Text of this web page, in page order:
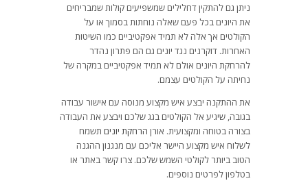
ניתן גם להתקין דחלילים שמשפיעים קולות שמבריחים
את היונים בכל פעם שאלה נוחתות בסמוך או על
הקולטים אך אלה לא תמיד אפקטיביים כמו השיטות
האחרות. דוקרנים נגד יונים גם הם פתרון נהדר
להרחקת היונים אולם לא תמיד אפקטיביים במקרה של
נחיתה על הקולטים עצמם.
את ההתקנה יבצע איש מקצוע מנוסה עם אישור עבודה
בגובה, שיגיע אל הקולטים בגג שלכם ויבצע את העבודה
בצורה בטוחה ומקצועית. אורן הרחקת יונים תשמח
לשלוח איש מקצוע היישר אליכם עם מנגנון ההגנה
הטוב ביותר לקולטי השמש שלכם. צרו קשר באתר או
בטלפון לפרטים נוספים.